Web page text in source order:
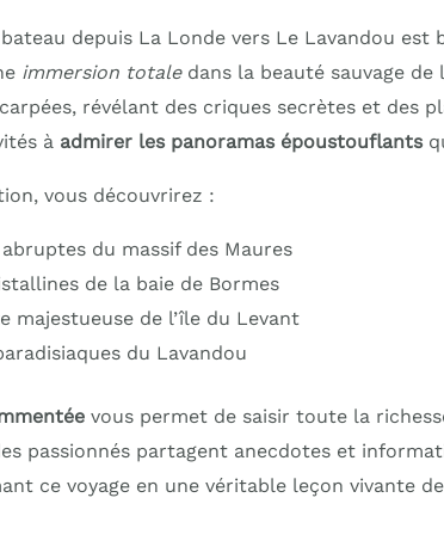
depuis La Londe vers Le Lavandou est
immersion totaledans la beauté sauvage de
révélant des criques secrètes et des
à admirer les panoramas époustouflants
vous découvrirez :
du massif des Maures
de la baie de Bormes
majestueuse de l’île du Levant
du Lavandou
vous permet de saisir toute la
passionnés partagent anecdotes et
ce voyage en une véritable leçon vivante